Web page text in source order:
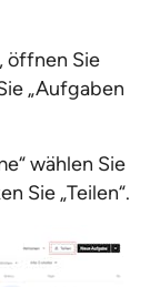
öffnen Sie
„Aufgaben
wählen Sie
Sie „Teilen“.